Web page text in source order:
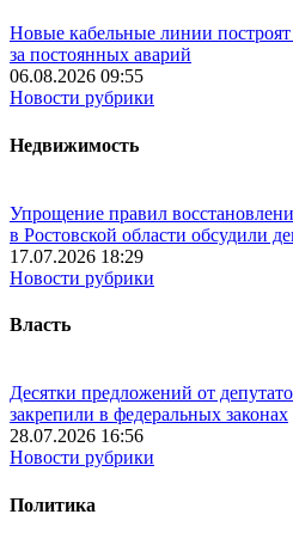
Новые кабельные линии
за постоянных аварий
06.08.2026 09:55
Новости рубрики
Недвижимость
Упрощение правил
в Ростовской области обсудили
17.07.2026 18:29
Новости рубрики
Власть
Десятки предложений от
закрепили в федеральных законах
28.07.2026 16:56
Новости рубрики
Политика